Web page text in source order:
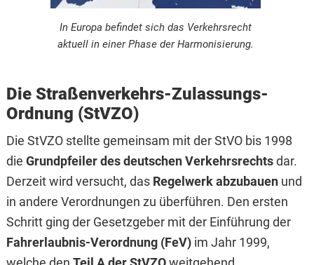
In Europa befindet sich das Verkehrsrecht
aktuell in einer Phase der Harmonisierung.
Die Straßenverkehrs-Zulassungs-
Ordnung (StVZO)
Die StVZO stellte gemeinsam mit der StVO bis 1998
die Grundpfeiler des deutschen Verkehrsrechtsdar.
Derzeit wird versucht, das Regelwerk abzubauenund
in andere Verordnungen zu überführen. Den ersten
Schritt ging der Gesetzgeber mit der Einführung der
Fahrerlaubnis-Verordnung (FeV)im Jahr 1999,